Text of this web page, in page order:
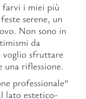
farvi i miei più
serene, un
Non sono in
da
voglio sfruttare
una riflessione.
professionale”
lato estetico-